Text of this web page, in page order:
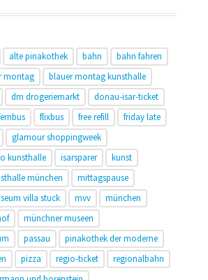
alte pinakothek bahn
bahn fahren
montag
blauer montag kunsthalle
dm drogeriemarkt
donau-isar-ticket
flixbus free refill
friday late
glamour shoppingweek
kunsthalle isarsparer
kunst
münchen
mittagspause
villa stuck mvv
münchen
münchner museen
passau
pinakothek der moderne
pizza regio-ticket
regionalbahn